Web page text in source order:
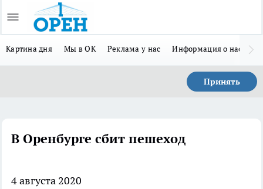
Картина дня Мы в ОК Реклама у нас Информация о нас
Принять
В Оренбурге сбит пешеход
4 августа 2020